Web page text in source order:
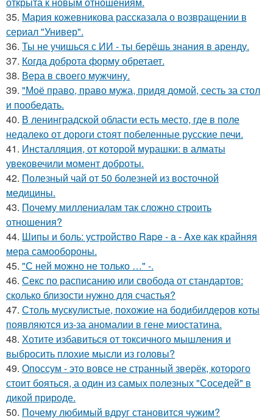
35. Мария кожевникова рассказала о возвращении в
сериал "Универ".
36. Ты не учишься с ИИ - ты берёшь знания в аренду.
37. Когда доброта форму обретает.
38. Вера в своего мужчину.
39. "Моё право, право мужа, придя домой, сесть за стол
и пообедать.
40. В ленинградской области есть место, где в поле
недалеко от дороги стоят побеленные русские печи.
41. Инсталляция, от которой мурашки: в алматы
увековечили момент доброты.
42. Полезный чай от 50 болезней из восточной
медицины.
43. Почему миллениалам так сложно строить
отношения?
44. Шипы и боль: устройство Rape - a - Axe как крайняя
мера самообороны.
45. "С ней можно не только …" -.
46. Секс по расписанию или свобода от стандартов:
сколько близости нужно для счастья?
47. Столь мускулистые, похожие на бодибилдеров коты
появляются из-за аномалии в гене миостатина.
48. Хотите избавиться от токсичного мышления и
выбросить плохие мысли из головы?
49. Опоссум - это вовсе не странный зверёк, которого
стоит бояться, а один из самых полезных "Соседей" в
дикой природе.
50. Почему любимый вдруг становится чужим?